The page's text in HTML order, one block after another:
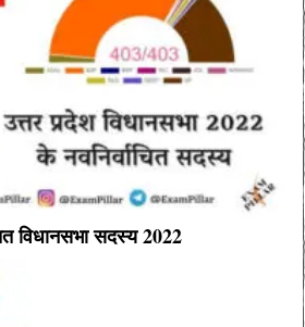
विधानसभा सदस्य 2022